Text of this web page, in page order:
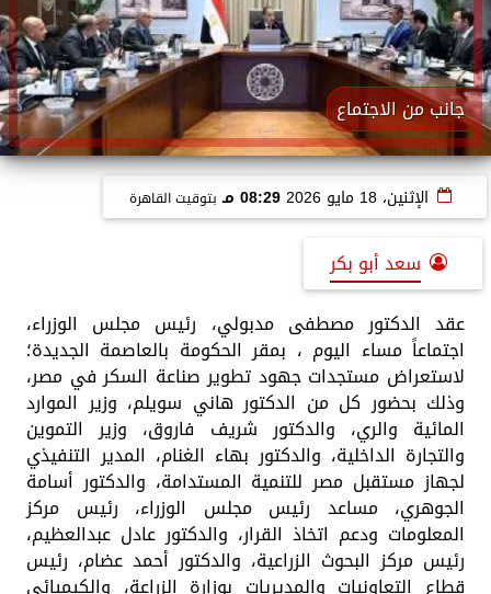
جانب من الاجتماع
الإثنين، 18 مايو 2026 08:29 مـ بتوقيت القاهرة
سعد أبو بكر
عقد الدكتور مصطفى مدبولي، رئيس مجلس الوزراء،
اجتماعاً مساء اليوم ، بمقر الحكومة بالعاصمة الجديدة؛
لاستعراض مستجدات جهود تطوير صناعة السكر في مصر،
وذلك بحضور كل من الدكتور هاني سويلم، وزير الموارد
المائية والري، والدكتور شريف فاروق، وزير التموين
والتجارة الداخلية، والدكتور بهاء الغنام، المدير التنفيذي
لجهاز مستقبل مصر للتنمية المستدامة، والدكتور أسامة
الجوهري، مساعد رئيس مجلس الوزراء، رئيس مركز
المعلومات ودعم اتخاذ القرار، والدكتور عادل عبدالعظيم،
رئيس مركز البحوث الزراعية، والدكتور أحمد عضام، رئيس
قطاع التعاونيات والمديريات بوزارة الزراعة، والكيميائي